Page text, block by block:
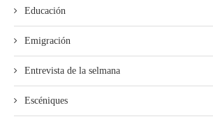
Educación
Emigración
Entrevista de la selmana
Escéniques